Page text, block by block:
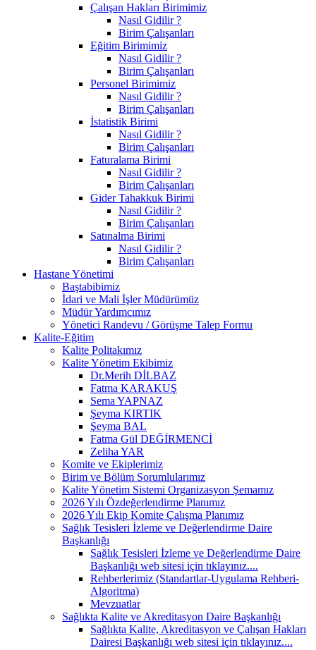
Çalışan Hakları Birimimiz
Nasıl Gidilir ?
Birim Çalışanları
Eğitim Birimimiz
Nasıl Gidilir ?
Birim Çalışanları
Personel Birimimiz
Nasıl Gidilir ?
Birim Çalışanları
İstatistik Birimi
Nasıl Gidilir ?
Birim Çalışanları
Faturalama Birimi
Nasıl Gidilir ?
Birim Çalışanları
Gider Tahakkuk Birimi
Nasıl Gidilir ?
Birim Çalışanları
Satınalma Birimi
Nasıl Gidilir ?
Birim Çalışanları
Hastane Yönetimi
Baştabibimiz
İdari ve Mali İşler Müdürümüz
Müdür Yardımcımız
Yönetici Randevu / Görüşme Talep Formu
Kalite-Eğitim
Kalite Politakımız
Kalite Yönetim Ekibimiz
Dr.Merih DİLBAZ
Fatma KARAKUŞ
Sema YAPNAZ
Şeyma KIRTIK
Şeyma BAL
Fatma Gül DEĞİRMENCİ
Zeliha YAR
Komite ve Ekiplerimiz
Birim ve Bölüm Sorumlularımız
Kalite Yönetim Sistemi Organizasyon Şemamız
2026 Yılı Özdeğerlendirme Planımız
2026 Yılı Ekip Komite Çalışma Planımız
Sağlık Tesisleri İzleme ve Değerlendirme Daire
Başkanlığı
Sağlık Tesisleri İzleme ve Değerlendirme Daire
Başkanlığı web sitesi için tıklayınız....
Rehberlerimiz (Standartlar-Uygulama Rehberi-
Algoritma)
Mevzuatlar
Sağlıkta Kalite ve Akreditasyon Daire Başkanlığı
Sağlıkta Kalite, Akreditasyon ve Çalışan Hakları
Dairesi Başkanlığı web sitesi için tıklayınız....